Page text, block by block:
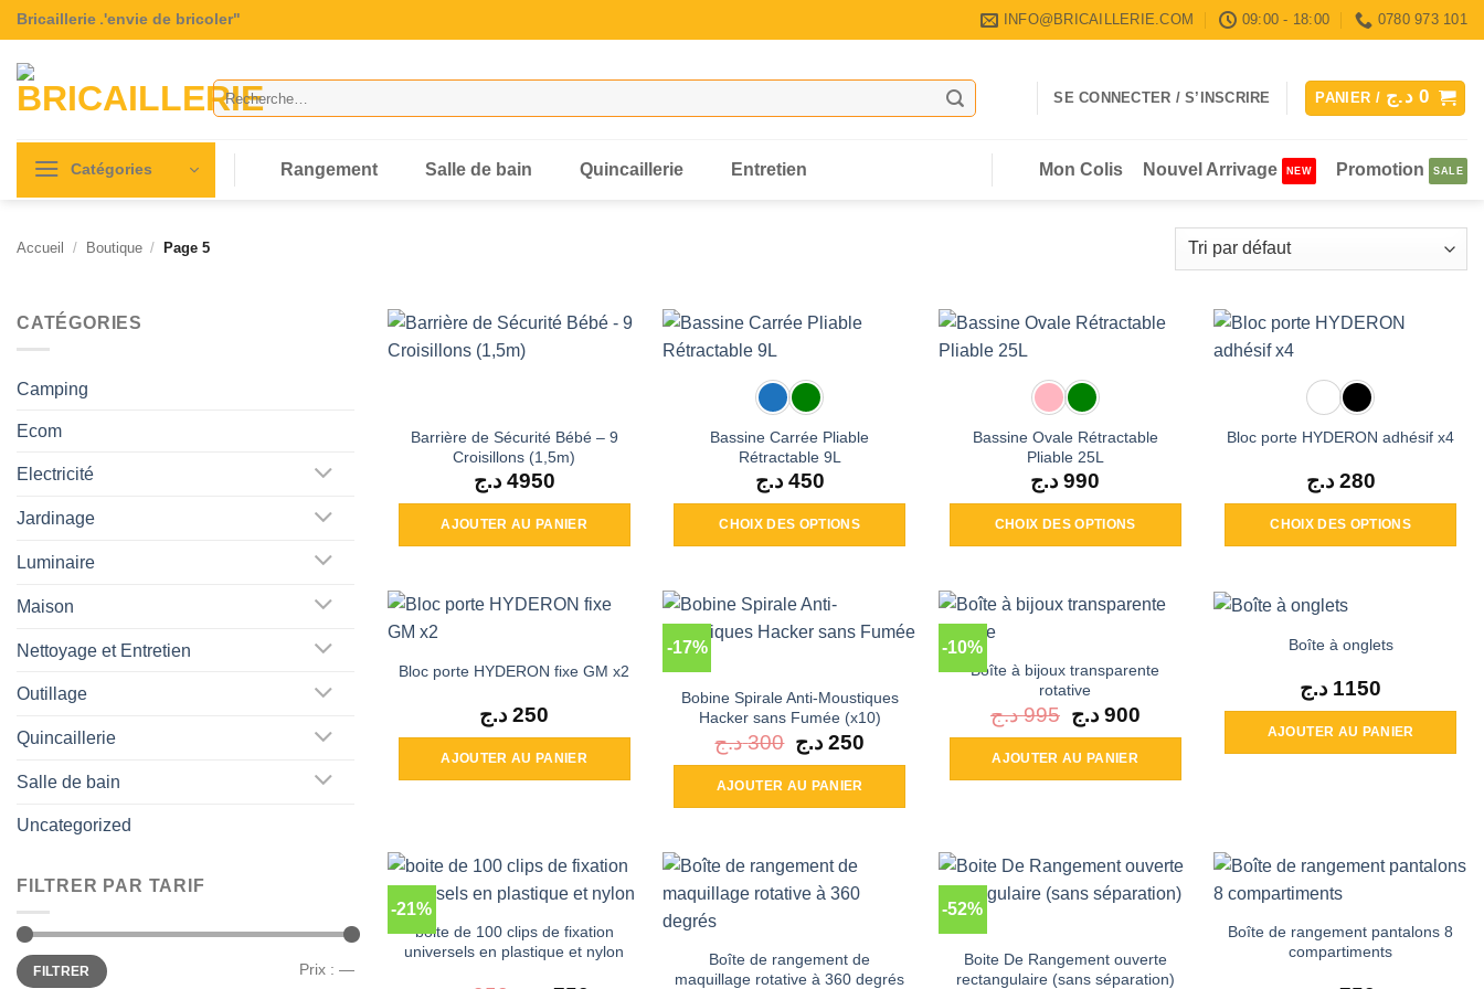
Passer
au
contenu
Bricaillerie "L'envie de bricoler" INFO@BRICAILLERIE.COM 09:00 - 18:00 0780 973 101
Recherche
pour :
SE CONNECTER / S’INSCRIRE PANIER / 0 د.ج
Catégories Rangement Salle de bain Quincaillerie Entretien Mon Colis Nouvel Arrivage Promotion
Accueil / Boutique / Page 5
CATÉGORIES
Camping
Ecom
Electricité
Jardinage
Luminaire
Maison
Nettoyage et Entretien
Outillage
Quincaillerie
Salle de bain
Uncategorized
FILTRER PAR TARIF
Prix
min
Prix
maxFILTRER Prix : —
Barrière de Sécurité Bébé – 9
Croisillons (1,5m)
4950 د.ج
AJOUTER AU PANIER
Bassine Carrée Pliable
Rétractable 9L
450 د.ج
CHOIX DES OPTIONS
a
plusieurs
options
peuvent
être
choisies
sur
page
du
Bassine Ovale Rétractable
Pliable 25L
990 د.ج
CHOIX DES OPTIONS
a
Les
options
peuvent
être
choisies
page
du
Bloc porte HYDERON adhésif x4
280 د.ج
CHOIX DES OPTIONS
a
variations.
Les
options
peuvent
page
du
Bloc porte HYDERON fixe GM x2
250 د.ج
AJOUTER AU PANIER
-17%
Bobine Spirale Anti-Moustiques
Hacker sans Fumée (x10)
300 د.ج
Le
prix
initial
était :
250 د.ج
actuel
AJOUTER AU PANIER
-10%
Boîte à bijoux transparente
rotative
995 د.ج
Le
prix
initial
était :
900 د.ج
Le
actuel
AJOUTER AU PANIER
Boîte à onglets
1150 د.ج
AJOUTER AU PANIER
-21%
boite de 100 clips de fixation
universels en plastique et nylon
Boîte de rangement de
maquillage rotative à 360 degrés
-52%
Boite De Rangement ouverte
rectangulaire (sans séparation)
Boîte de rangement pantalons 8
compartiments